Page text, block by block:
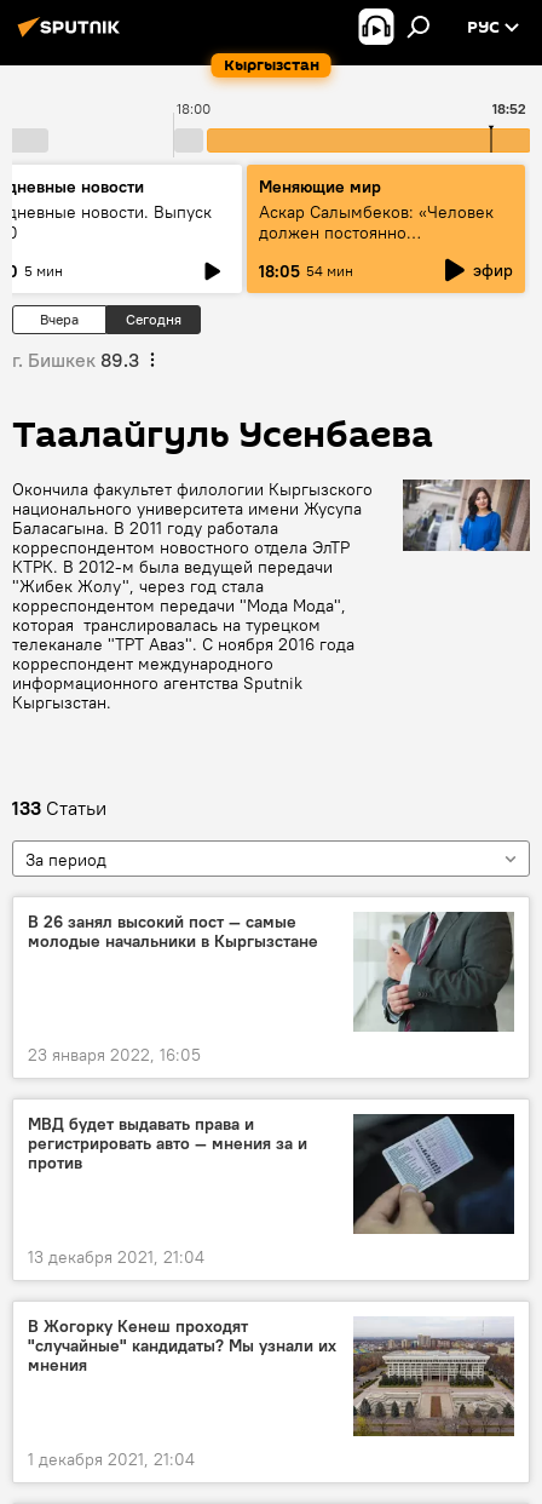
Кыргызстан
РУС
18:00 18:52
новости
новости. Выпуск
5 мин
Меняющие мир
Аскар Салымбеков: «Человек
должен постоянно
18:05 54 мин эфир
Вчера Сегодня
г. Бишкек 89.3
Таалайгуль Усенбаева
Окончила факультет филологии Кыргызского
национального университета имени Жусупа
Баласагына. В 2011 году работала
корреспондентом новостного отдела ЭлТР
КТРК. В 2012-м была ведущей передачи
"Жибек Жолу", через год стала
корреспондентом передачи "Мода Мода",
которая транслировалась на турецком
телеканале "ТРТ Аваз". С ноября 2016 года
корреспондент международного
информационного агентства Sputnik
Кыргызстан.
133 Статьи
За период
В 26 занял высокий пост — самые
молодые начальники в Кыргызстане
23 января 2022, 16:05
МВД будет выдавать права и
регистрировать авто — мнения за и
против
13 декабря 2021, 21:04
В Жогорку Кенеш проходят
"случайные" кандидаты? Мы узнали их
мнения
1 декабря 2021, 21:04